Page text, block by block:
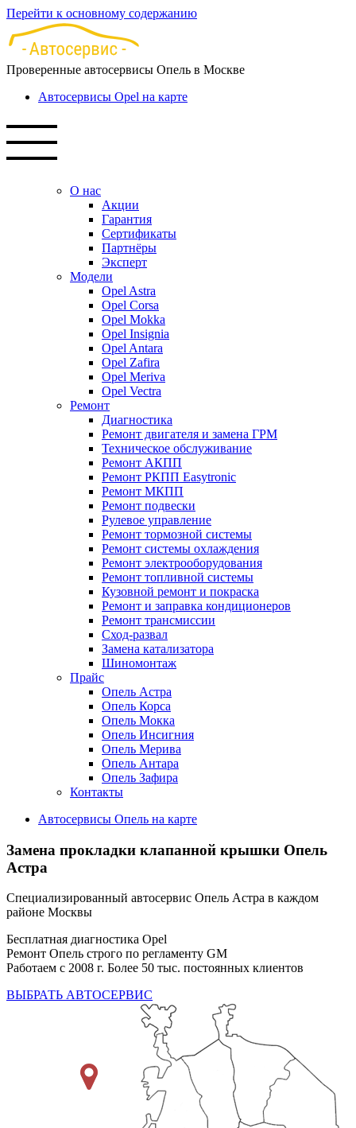
Перейти к основному содержанию
Проверенные автосервисы Опель в Москве
Автосервисы Opel на карте
О нас
Акции
Гарантия
Сертификаты
Партнёры
Эксперт
Модели
Opel Astra
Opel Corsa
Opel Mokka
Opel Insignia
Opel Antara
Opel Zafira
Opel Meriva
Opel Vectra
Ремонт
Диагностика
Ремонт двигателя и замена ГРМ
Техническое обслуживание
Ремонт АКПП
Ремонт РКПП Easytronic
Ремонт МКПП
Ремонт подвески
Рулевое управление
Ремонт тормозной системы
Ремонт системы охлаждения
Ремонт электрооборудования
Ремонт топливной системы
Кузовной ремонт и покраска
Ремонт и заправка кондиционеров
Ремонт трансмиссии
Сход-развал
Замена катализатора
Шиномонтаж
Прайс
Опель Астра
Опель Корса
Опель Мокка
Опель Инсигния
Опель Мерива
Опель Антара
Опель Зафира
Контакты
Автосервисы Опель на карте
Замена прокладки клапанной крышки Опель
Астра
Специализированный автосервис Опель Астра в каждом
районе Москвы
Бесплатная диагностика Opel
Ремонт Опель строго по регламенту GM
Работаем с 2008 г. Более 50 тыс. постоянных клиентов
ВЫБРАТЬ АВТОСЕРВИС